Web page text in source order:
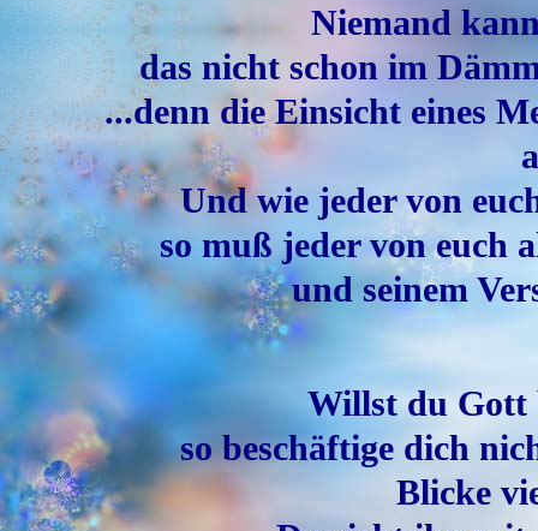
Niemand
das nicht schon im
...denn die Einsicht eines
Und wie jeder von
so muß jeder von euch
und seinem
Willst du Gott
so beschäftige dich
Blicke